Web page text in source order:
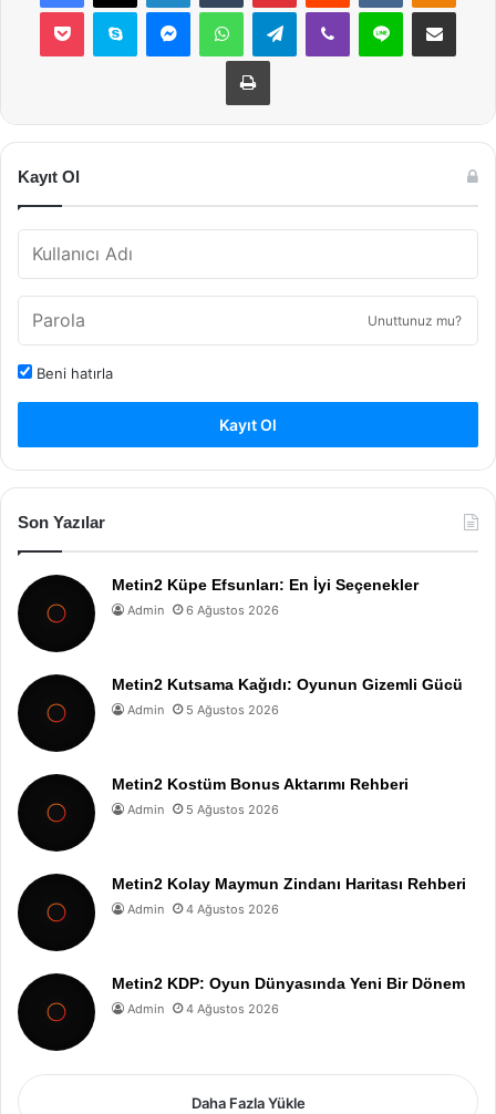
Pocket Skype MessengerWhatsAppTelegramViber Line E-Posta ile
Yazdır
Kayıt Ol
Unuttunuz mu?
Beni hatırla
Kayıt Ol
Son Yazılar
Metin2 Küpe Efsunları: En İyi Seçenekler
Admin 6 Ağustos 2026
Metin2 Kutsama Kağıdı: Oyunun Gizemli Gücü
Admin 5 Ağustos 2026
Metin2 Kostüm Bonus Aktarımı Rehberi
Admin 5 Ağustos 2026
Metin2 Kolay Maymun Zindanı Haritası Rehberi
Admin 4 Ağustos 2026
Metin2 KDP: Oyun Dünyasında Yeni Bir Dönem
Admin 4 Ağustos 2026
Daha Fazla Yükle